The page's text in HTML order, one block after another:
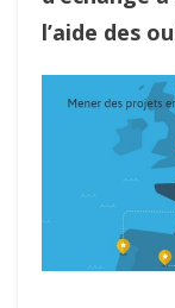
l’aide des